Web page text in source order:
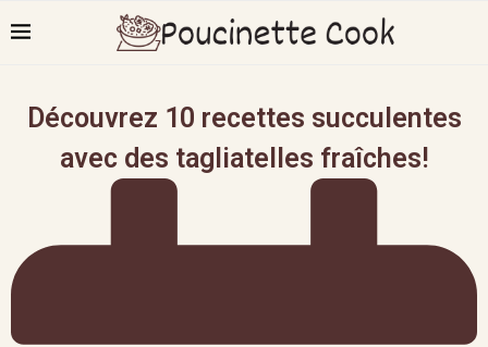
Découvrez 10 recettes succulentes
avec des tagliatelles fraîches!